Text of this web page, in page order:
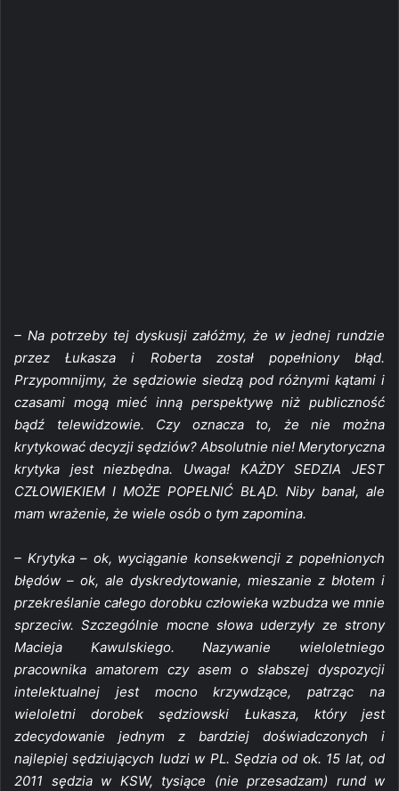
– Na potrzeby tej dyskusji załóżmy, że w jednej rundzie
przez Łukasza i Roberta został popełniony błąd.
Przypomnijmy, że sędziowie siedzą pod różnymi kątami i
czasami mogą mieć inną perspektywę niż publiczność
bądź telewidzowie. Czy oznacza to, że nie można
krytykować decyzji sędziów? Absolutnie nie! Merytoryczna
krytyka jest niezbędna. Uwaga! KAŻDY SEDZIA JEST
CZŁOWIEKIEM I MOŻE POPEŁNIĆ BŁĄD. Niby banał, ale
mam wrażenie, że wiele osób o tym zapomina.
– Krytyka – ok, wyciąganie konsekwencji z popełnionych
błędów – ok, ale dyskredytowanie, mieszanie z błotem i
przekreślanie całego dorobku człowieka wzbudza we mnie
sprzeciw. Szczególnie mocne słowa uderzyły ze strony
Macieja Kawulskiego. Nazywanie wieloletniego
pracownika amatorem czy asem o słabszej dyspozycji
intelektualnej jest mocno krzywdzące, patrząc na
wieloletni dorobek sędziowski Łukasza, który jest
zdecydowanie jednym z bardziej doświadczonych i
najlepiej sędziujących ludzi w PL. Sędzia od ok. 15 lat, od
2011 sędzia w KSW, tysiące (nie przesadzam) rund w